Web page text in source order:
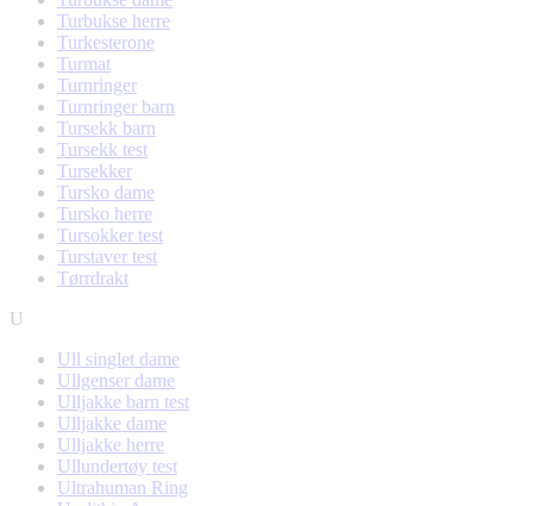
Turbukse herre
Turkesterone
Turmat
Turnringer
Turnringer barn
Tursekk barn
Tursekk test
Tursekker
Tursko dame
Tursko herre
Tursokker test
Turstaver test
Tørrdrakt
U
Ull singlet dame
Ullgenser dame
Ulljakke barn test
Ulljakke dame
Ulljakke herre
Ullundertøy test
Ultrahuman Ring